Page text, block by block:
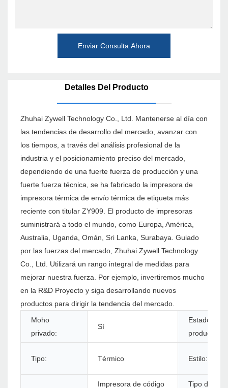
Enviar Consulta Ahora
Detalles Del Producto
Zhuhai Zywell Technology Co., Ltd. Mantenerse al día con
las tendencias de desarrollo del mercado, avanzar con
los tiempos, a través del análisis profesional de la
industria y el posicionamiento preciso del mercado,
dependiendo de una fuerte fuerza de producción y una
fuerte fuerza técnica, se ha fabricado la impresora de
impresora térmica de envío térmica de etiqueta más
reciente con titular ZY909. El producto de impresoras
suministrará a todo el mundo, como Europa, América,
Australia, Uganda, Omán, Sri Lanka, Surabaya. Guiado
por las fuerzas del mercado, Zhuhai Zywell Technology
Co., Ltd. Utilizará un rango integral de medidas para
mejorar nuestra fuerza. Por ejemplo, invertiremos mucho
en la R&D Proyecto y siga desarrollando nuevos
productos para dirigir la tendencia del mercado.
Moho
privado:
Sí
Estado de
productos:
Tipo: Térmico Estilo:
Impresora de código Tipo de